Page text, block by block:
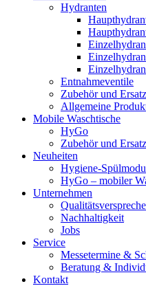
Hydranten
Entnahmeventile
Zubehör und
Allgemeine
Mobile Waschtische
HyGo
Zubehör und
Neuheiten
Hygiene-
HyGo – mobiler
Unternehmen
Nachhaltigkeit
Jobs
Service
Messetermine &
Beratung &
Kontakt